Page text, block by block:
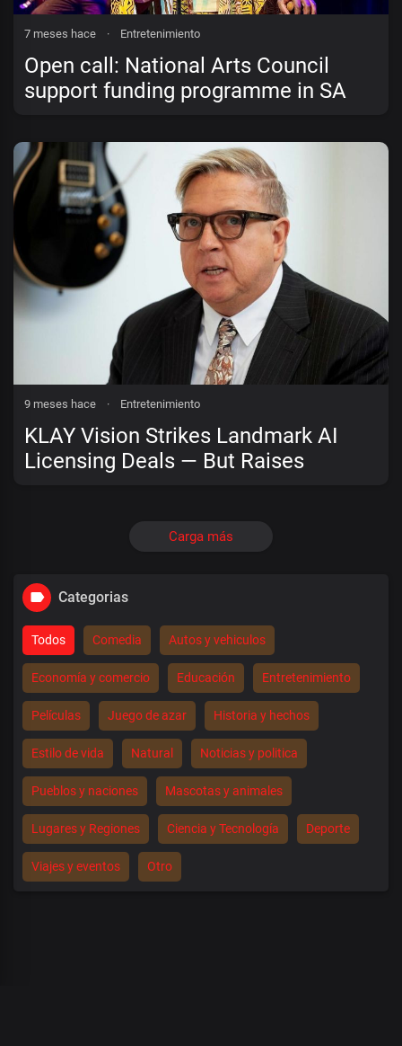
7 meses hace · Entretenimiento
Open call: National Arts Council
support funding programme in SA
9 meses hace · Entretenimiento
KLAY Vision Strikes Landmark AI
Licensing Deals — But Raises
Carga más
Categorias
Todos Comedia Autos y vehiculos
Economía y comercio Educación Entretenimiento
Películas Juego de azar Historia y hechos
Estilo de vida Natural Noticias y politica
Pueblos y naciones Mascotas y animales
Lugares y Regiones Ciencia y Tecnología Deporte
Viajes y eventos Otro